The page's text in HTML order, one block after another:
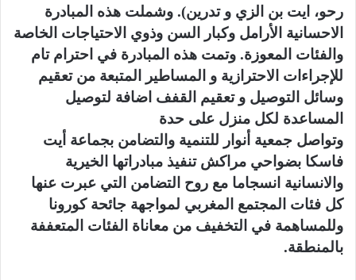
رحو، ايت بن الزي و تدرين). وشملت هذه المبادرة
الاحسانية الأرامل وكبار السن وذوي الاحتياجات الخاصة
والفئات المعوزة. وتمت هذه المبادرة في احترام تام
للإجراءات الاحترازية و المساطير المتبعة من تعقيم
وسائل التوصيل و تعقيم القفف اضافة لتوصيل
المساعدة لكل منزل على حدة
وتواصل جمعية أنوار للتنمية والتضامن بجماعة أيت
فاسكا بضواحي مراكش تنفيذ مبادراتها الخيرية
والانسانية انسجاما مع روح التضامن التي عبرت عنها
كل فئات المجتمع المغربي لمواجهة جائحة كورونا
وللمساهمة في التخفيف من معاناة الفئات المتعففة
بالمنطقة.